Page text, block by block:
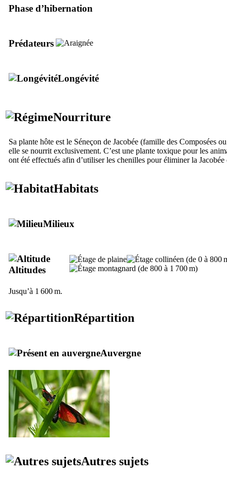
Phase d’hibernation
Prédateurs
Longévité
Nourriture
Sa plante hôte est le Séneçon de Jacobée (famille des Composées
elle se nourrit exclusivement. C’est une plante toxique pour les
ont été effectués afin d’utiliser les chenilles pour éliminer la Jacobée
Habitats
Milieux
Altitudes
Jusqu’à 1 600 m.
Répartition
Auvergne
Autres sujets